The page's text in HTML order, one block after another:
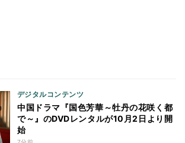
デジタルコンテンツ
中国ドラマ『国色芳華～牡丹の花咲く都
で～』のDVDレンタルが10月2日より開
始